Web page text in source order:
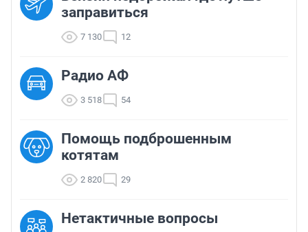
заправиться
7 130 12
Радио АФ
3 518 54
Помощь подброшенным
котятам
2 820 29
Нетактичные вопросы